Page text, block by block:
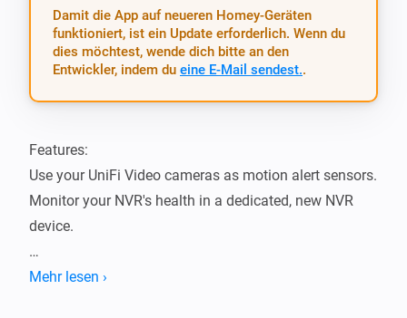
Damit die App auf neueren Homey-Geräten
funktioniert, ist ein Update erforderlich. Wenn du
dies möchtest, wende dich bitte an den
Entwickler, indem du eine E-Mail sendest..
Features:
Use your UniFi Video cameras as motion alert sensors.
Monitor your NVR's health in a dedicated, new NVR
device.
Supported device models:
Mehr lesen ›